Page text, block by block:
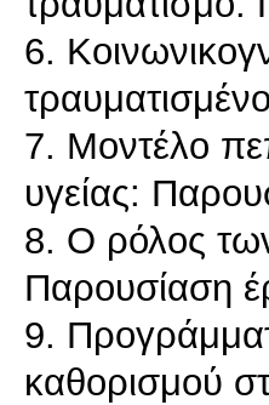
6.
7. Μοντέλο
υγείας:
8. Ο ρόλος
Παρουσίαση
9.
καθορισμού